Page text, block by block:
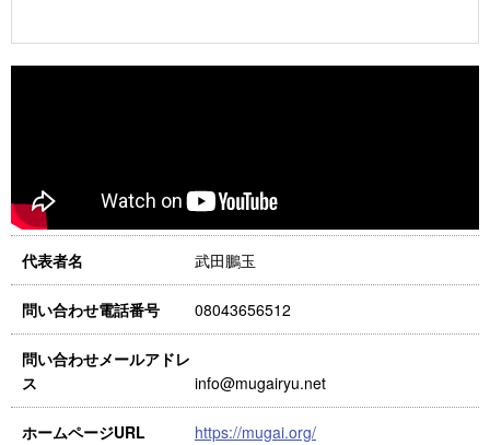
代表者名 武田鵬玉
問い合わせ電話番号 08043656512
問い合わせメールアドレ
ス
info@mugairyu.net
ホームページURL https://mugai.org/